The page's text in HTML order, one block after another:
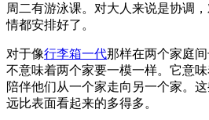
周二有游泳课。对大人来说是协调
情都安排好了。
对于像行李箱一代那样在两个家庭
不意味着两个家要一模一样。它意
陪伴他们从一个家走向另一个家。
远比表面看起来的多得多。